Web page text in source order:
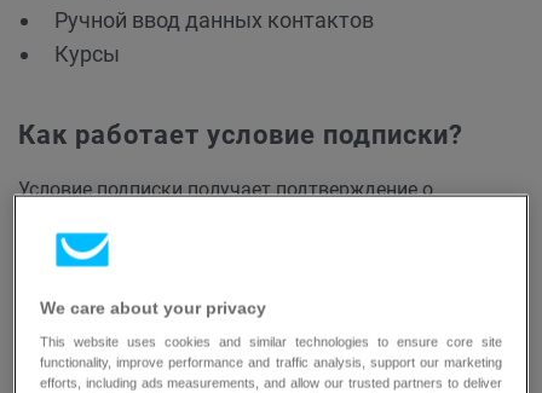
Ручной ввод данных контактов
Курсы
Как работает условие подписки?
Условие подписки получает подтверждение о
(формы, API, импорта контактов, лендинга, ручного
выполняет назначенное действие или применяет
указанный фильтр.
We care about your privacy
This website uses cookies and similar technologies to ensure core site
functionality, improve performance and traffic analysis, support our marketing
efforts, including ads measurements, and allow our trusted partners to deliver